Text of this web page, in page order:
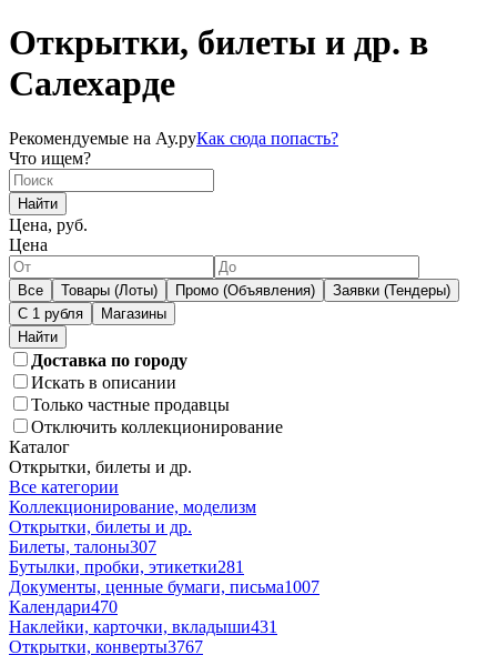
Открытки, билеты и др. в
Салехарде
Рекомендуемые на Ау.руКак сюда попасть?
Что ищем?
Найти
Цена, руб.
Цена
Все Товары (Лоты) Промо (Объявления)
Заявки (Тендеры)
С 1 рубля
Магазины
Доставка по городу
Искать в описании
Только частные продавцы
Отключить коллекционирование
Каталог
Открытки, билеты и др.
Все категории
Коллекционирование, моделизм
Открытки, билеты и др.
Билеты, талоны307
Бутылки, пробки, этикетки281
Документы, ценные бумаги, письма1007
Календари470
Наклейки, карточки, вкладыши431
Открытки, конверты3767